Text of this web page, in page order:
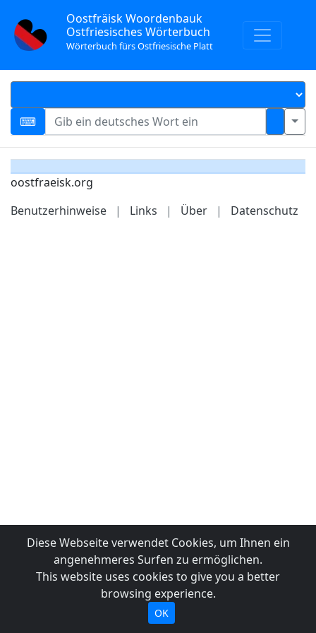
Oostfräisk Woordenbauk
Ostfriesisches Wörterbuch
Wörterbuch fürs Ostfriesische Platt
oostfraeisk.org
Benutzerhinweise
| Links | Über | Datenschutz
Diese Webseite verwendet Cookies, um Ihnen ein
angenehmeres Surfen zu ermöglichen.
This website uses cookies to give you a better
browsing experience.
OK